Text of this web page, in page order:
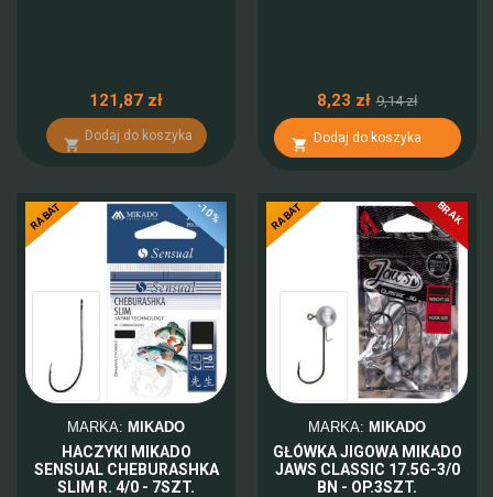
121,87 zł

Dodaj do koszyka
8,23 zł 9,14 zł
 Dodaj do koszyka
-10%
RABAT
MARKA: MIKADO
HACZYKI MIKADO
SENSUAL CHEBURASHKA
SLIM R. 4/0 - 7SZT.
-10%
RABAT BRAK
MARKA: MIKADO
GŁÓWKA JIGOWA MIKADO
JAWS CLASSIC 17.5G-3/0
BN - OP.3SZT.